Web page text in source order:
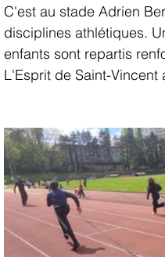
C'est au stade Adrien
disciplines athlétiques.
enfants sont repartis
L'Esprit de Saint-